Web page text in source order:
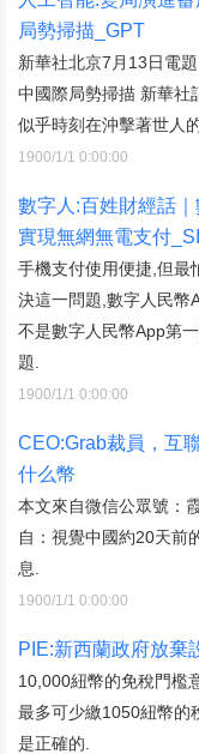
局勢掃描_GPT
新華社北京7月13日電
中國際局勢掃描 新華社
似乎時刻在沖擊著世人
1900/1/1 0:00:00
數字人:百姓財經話
實現無網無電支付
手機支付使用便捷,但最
決這一問題,數字人民
不是數字人民幣App第
題.
1900/1/1 0:00:00
CEO:Grab裁員，互
什么幣
本文來自微信公眾號：
自：視覺中國約20天前
息.
1900/1/1 0:00:00
PIE:新西蘭政府放棄
10,000紐幣的免稅門檻
最多可少繳1050紐幣的
是正確的.